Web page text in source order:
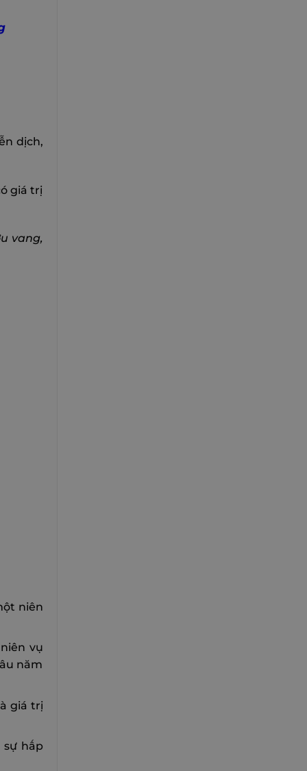
dịch,
giá trị
vang,
niên
vụ
năm
giá trị
sự hấp